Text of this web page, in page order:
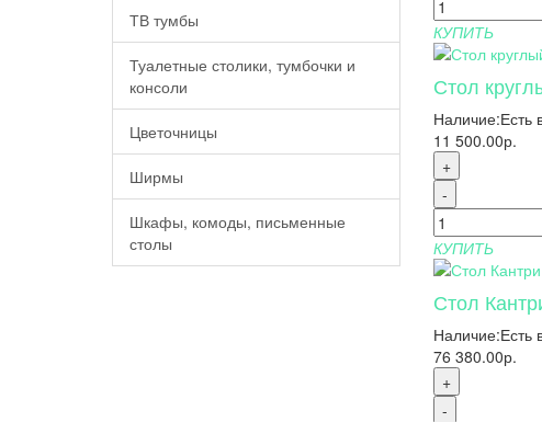
ТВ тумбы
Туалетные столики, тумбочки и
консоли
Цветочницы
Ширмы
Шкафы, комоды, письменные
столы
КУПИТЬ
Стол
Наличие:Есть
11 500.00р.
+
-
КУПИТЬ
Стол
Наличие:Есть
76 380.00р.
+
-